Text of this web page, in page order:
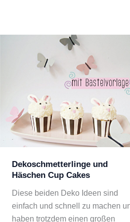
Dekoschmetterlinge und
Häschen Cup Cakes
Diese beiden Deko Ideen sind
einfach und schnell zu machen
haben trotzdem einen großen